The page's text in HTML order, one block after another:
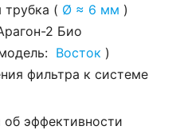
трубка ( Ø ≈ 6 мм )
2 Био
Восток )
фильтра к системе
эффективности